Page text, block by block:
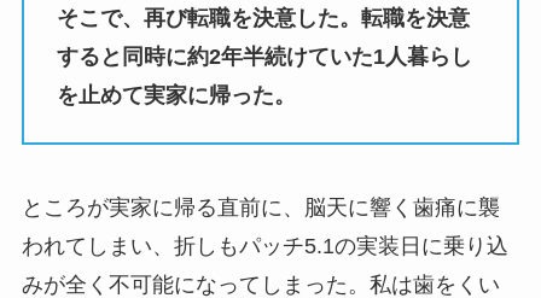
そこで、再び転職を決意した。転職を決意
すると同時に約2年半続けていた1人暮らし
を止めて実家に帰った。
ところが実家に帰る直前に、脳天に響く歯痛に襲
われてしまい、折しもパッチ5.1の実装日に乗り込
みが全く不可能になってしまった。私は歯をくい